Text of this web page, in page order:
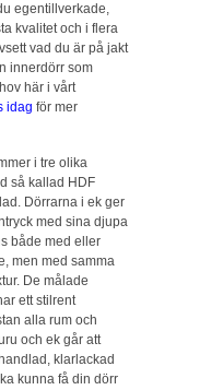
egentillverkade,
kvalitet och i flera
vad du är på jakt
innerdörr som
här i vårt
idag för mer
i tre olika
så kallad HDF
Dörrarna i ek ger
med sina djupa
både med eller
men med samma
De målade
ett stilrent
alla rum och
och ek går att
klarlackad
kunna få din dörr